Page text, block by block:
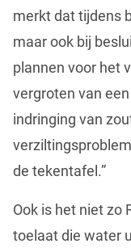
merkt dat tijdens
maar ook bij
plannen voor het
vergroten van
indringing van
de tekentafel.”
Ook is het niet zo
toelaat die water